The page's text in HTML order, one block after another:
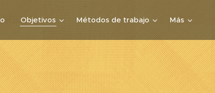
Objetivos Métodos de trabajo Más